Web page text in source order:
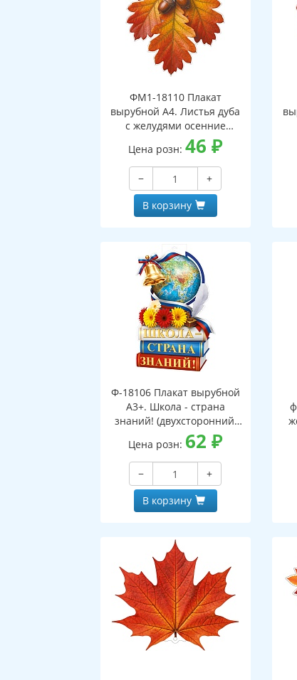
ФМ1-18110 Плакат
вырубной А4. Листья дуба
с желудями осенние
(двухсторонний, ВД-лак)
Цена розн:46₽
−
+
В корзину
Ф-18106 Плакат вырубной
А3+. Школа - страна
знаний! (двухсторонний,
ВД-лак)
Цена розн: 62₽
−
+
В корзину